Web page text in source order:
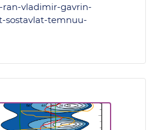
ran-vladimir-gavrin-
sostavlat-temnuu-